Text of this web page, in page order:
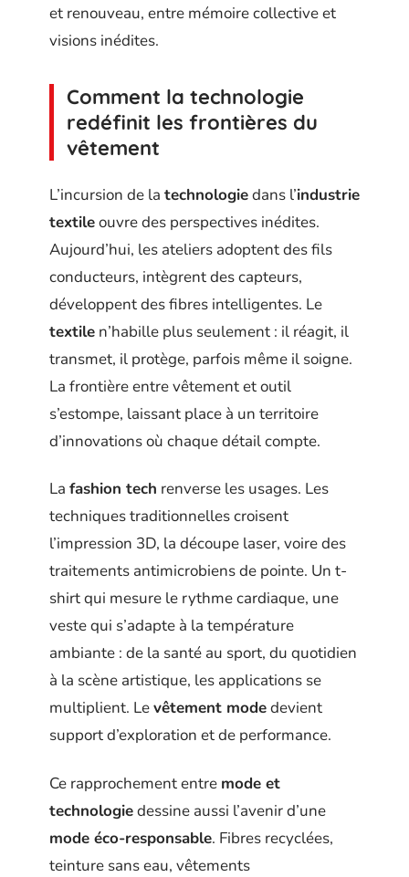
et renouveau, entre mémoire collective et
visions inédites.
Comment la technologie
redéfinit les frontières du
vêtement
L’incursion de la technologiedans l’industrie
textileouvre des perspectives inédites.
Aujourd’hui, les ateliers adoptent des fils
conducteurs, intègrent des capteurs,
développent des fibres intelligentes. Le
textile n’habille plus seulement : il réagit, il
transmet, il protège, parfois même il soigne.
La frontière entre vêtement et outil
s’estompe, laissant place à un territoire
d’innovations où chaque détail compte.
La fashion tech renverse les usages. Les
techniques traditionnelles croisent
l’impression 3D, la découpe laser, voire des
traitements antimicrobiens de pointe. Un t-
shirt qui mesure le rythme cardiaque, une
veste qui s’adapte à la température
ambiante : de la santé au sport, du quotidien
à la scène artistique, les applications se
multiplient. Levêtement modedevient
support d’exploration et de performance.
Ce rapprochement entre mode et
technologiedessine aussi l’avenir d’une
mode éco-responsable. Fibres recyclées,
teinture sans eau, vêtements